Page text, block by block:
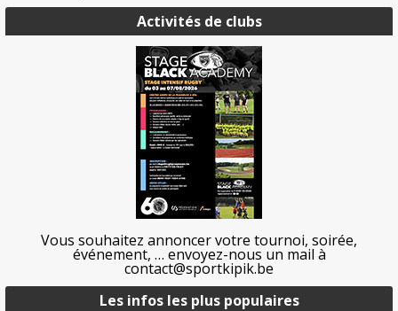
Activités de clubs
Vous souhaitez annoncer votre tournoi, soirée,
événement, … envoyez-nous un mail à
contact@sportkipik.be
Les infos les plus populaires